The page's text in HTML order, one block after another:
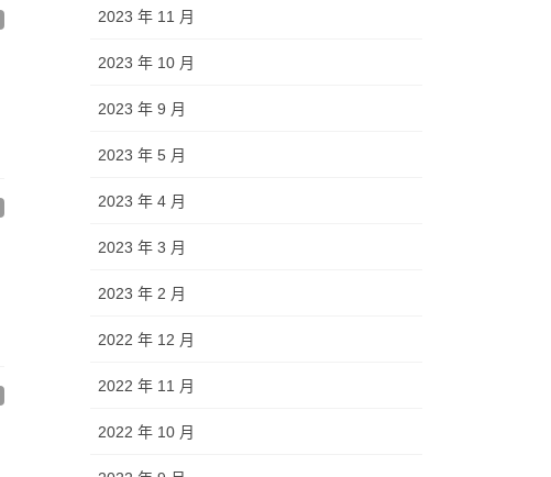
2023 年 11 月
2023 年 10 月
2023 年 9 月
2023 年 5 月
2023 年 4 月
2023 年 3 月
2023 年 2 月
2022 年 12 月
2022 年 11 月
2022 年 10 月